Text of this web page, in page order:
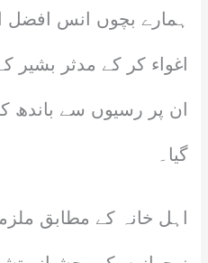
ہمارے بچوں انس افضل
اغواء کر کے مدثر بشیر
ان پر رسیوں سے باندھ
گیا۔
اہل خانہ کے مطابق